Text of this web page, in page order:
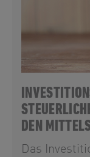
DEN
Das